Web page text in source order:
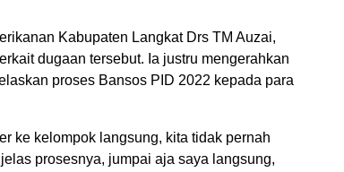
Kabupaten Langkat Drs TM Auzai,
dugaan tersebut. Ia justru mengerahkan
proses Bansos PID 2022 kepada para
ke kelompok langsung, kita tidak pernah
prosesnya, jumpai aja saya langsung,